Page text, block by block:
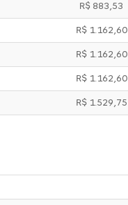
R$ 883,53
R$ 1.162,60
R$ 1.162,60
R$ 1.162,60
R$ 1.529,75